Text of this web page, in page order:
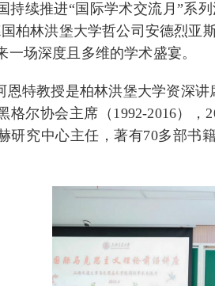
持续推进“国际学术交流月”系
柏林洪堡大学哲公司安德烈亚
一场深度且多维的学术盛宴。
恩特教授是柏林洪堡大学资深
格尔协会主席（1992-2016）
研究中心主任，著有70多部书